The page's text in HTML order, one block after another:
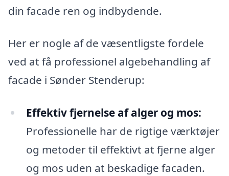
din facade ren og indbydende.
Her er nogle af de væsentligste fordele
ved at få professionel algebehandling af
facade i Sønder Stenderup:
Effektiv fjernelse af alger og mos:
Professionelle har de rigtige værktøjer
og metoder til effektivt at fjerne alger
og mos uden at beskadige facaden.